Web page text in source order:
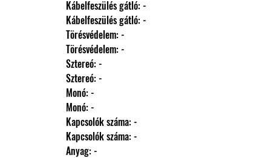
                Kábelfeszülés gátló: -
                Kábelfeszülés gátló: -
                Törésvédelem: -
                Törésvédelem: -
                Sztereó: -
                Sztereó: -
                Monó: -
                Monó: -
                Kapcsolók száma: -
                Kapcsolók száma: -
                Anyag: -